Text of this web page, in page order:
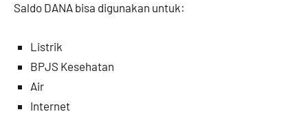
Saldo DANA bisa digunakan untuk:
Listrik
BPJS Kesehatan
Air
Internet